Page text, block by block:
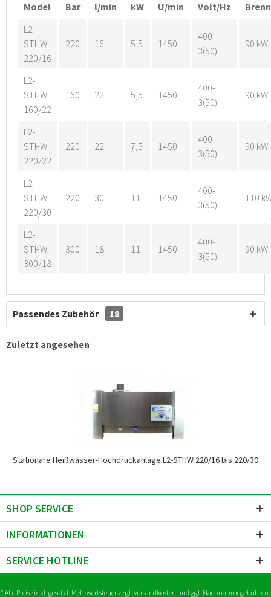
Model Bar l/min kW U/min Volt/Hz
L2-
STHW
220/16
220 16 5,5 1450
400-
3(50)
90 kW
L2-
STHW
160/22
160 22 5,5 1450
400-
3(50)
90 kW
L2-
STHW
220/22
220 22 7,5 1450
400-
3(50)
90 kW
L2-
STHW
220/30
220 30 11 1450
400-
3(50)
110
L2-
STHW
300/18
300 18 11 1450
400-
3(50)
90 kW
Passendes Zubehör 18
Zuletzt angesehen
Stationäre Heißwasser-Hochdruckanlage L2-STHW 220/16 bis 220/30
SHOP SERVICE
INFORMATIONEN
SERVICE HOTLINE
* Alle Preise inkl. gesetzl. Mehrwertsteuer zzgl. Versandkosten und ggf. Nachnahmegebühren,